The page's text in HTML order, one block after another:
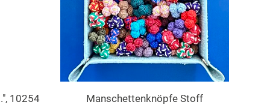
10254
IN DEN WARENKORB
Manschettenknöpfe Stoff